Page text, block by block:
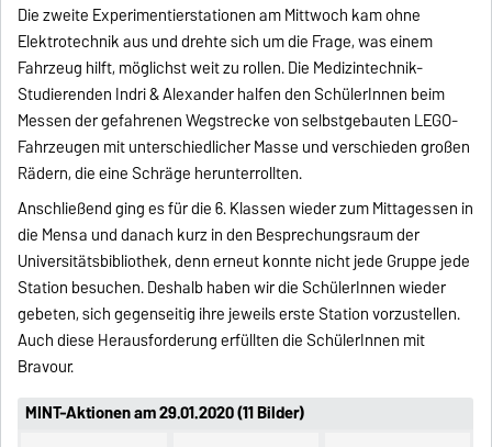
Die zweite Experimentierstationen am Mittwoch kam ohne
Elektrotechnik aus und drehte sich um die Frage, was einem
Fahrzeug hilft, möglichst weit zu rollen. Die Medizintechnik-
Studierenden Indri & Alexander halfen den SchülerInnen beim
Messen der gefahrenen Wegstrecke von selbstgebauten LEGO-
Fahrzeugen mit unterschiedlicher Masse und verschieden großen
Rädern, die eine Schräge herunterrollten.
Anschließend ging es für die 6. Klassen wieder zum Mittagessen in
die Mensa und danach kurz in den Besprechungsraum der
Universitätsbibliothek, denn erneut konnte nicht jede Gruppe jede
Station besuchen. Deshalb haben wir die SchülerInnen wieder
gebeten, sich gegenseitig ihre jeweils erste Station vorzustellen.
Auch diese Herausforderung erfüllten die SchülerInnen mit
Bravour.
MINT-Aktionen am 29.01.2020 (11 Bilder)